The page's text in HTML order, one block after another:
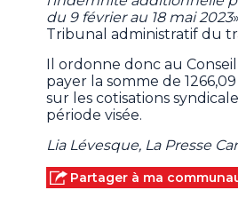
du 9 février au 18 mai 2023
Tribunal administratif du
Il ordonne donc au
payer la somme de
sur les cotisations
période visée.
Lia Lévesque, La Presse
Partager à ma